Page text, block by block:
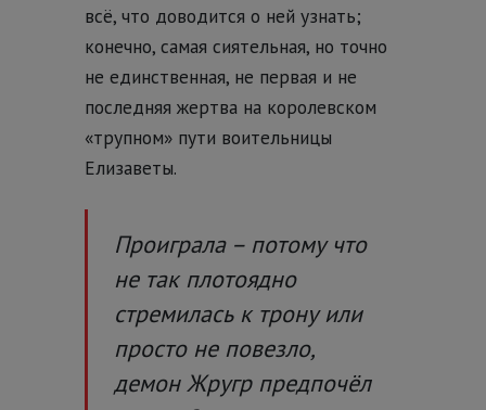
всё, что доводится о ней узнать;
конечно, самая сиятельная, но точно
не единственная, не первая и не
последняя жертва на королевском
«трупном» пути воительницы
Елизаветы.
Проиграла – потому что
не так плотоядно
стремилась к трону или
просто не повезло,
демон Жругр предпочёл